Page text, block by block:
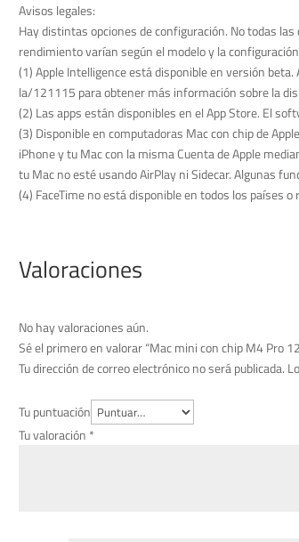
Avisos legales:
Hay distintas opciones de configuración. No todas
rendimiento varían según el modelo y la
(1) Apple Intelligence está disponible en versión
la/121115 para obtener más información sobre la
(2) Las apps están disponibles en el App Store. El
(3) Disponible en computadoras Mac con chip de
iPhone y tu Mac con la misma Cuenta de Apple
tu Mac no esté usando AirPlay ni Sidecar. Algunas
(4) FaceTime no está disponible en todos los países o
Valoraciones
No hay valoraciones aún.
Sé el primero en valorar “Mac mini con chip M4 Pro
Tu dirección de correo electrónico no será publicada.
Tu puntuación
Tu valoración *